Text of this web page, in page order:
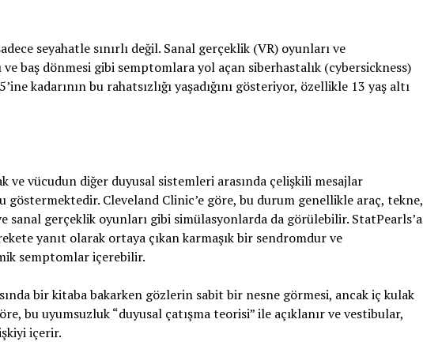
seyahatle sınırlı değil. Sanal gerçeklik (VR) oyunları ve
baş dönmesi gibi semptomlara yol açan siberhastalık (cybersickness)
kadarının bu rahatsızlığı yaşadığını gösteriyor, özellikle 13 yaş altı
ve vücudun diğer duyusal sistemleri arasında çelişkili mesajlar
Cleveland Clinic’e göre, bu durum genellikle araç, tekne,
gerçeklik oyunları gibi simülasyonlarda da görülebilir. StatPearls’a
yanıt olarak ortaya çıkan karmaşık bir sendromdur ve
semptomlar içerebilir.
bir kitaba bakarken gözlerin sabit bir nesne görmesi, ancak iç kulak
bu uyumsuzluk “duyusal çatışma teorisi” ile açıklanır ve vestibular,
içerir.